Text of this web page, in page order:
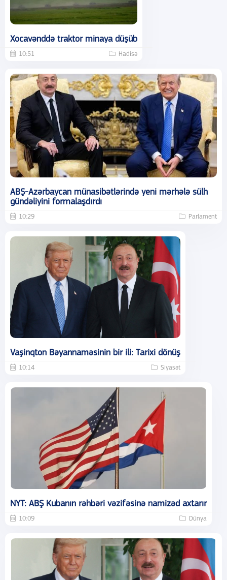
Xocavənddə traktor minaya düşüb
10:51 Hadisə
ABŞ-Azərbaycan münasibətlərində yeni mərhələ sülh
gündəliyini formalaşdırdı
10:29 Parlament
Vaşinqton Bəyannaməsinin bir ili: Tarixi dönüş
10:14 Siyasət
NYT: ABŞ Kubanın rəhbəri vəzifəsinə namizəd axtarır
10:09 Dünya